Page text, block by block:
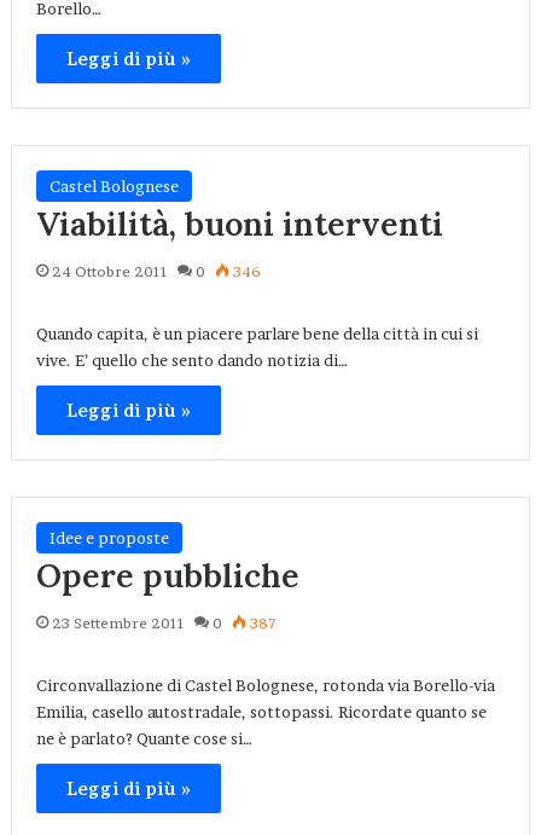
Borello…
Leggi di più »
Castel Bolognese
Viabilità, buoni interventi
24 Ottobre 2011 0 346
Quando capita, è un piacere parlare bene della città in cui si
vive. E’ quello che sento dando notizia di…
Leggi di più »
Idee e proposte
Opere pubbliche
23 Settembre 2011 0 387
Circonvallazione di Castel Bolognese, rotonda via Borello-via
Emilia, casello autostradale, sottopassi. Ricordate quanto se
ne è parlato? Quante cose si…
Leggi di più »